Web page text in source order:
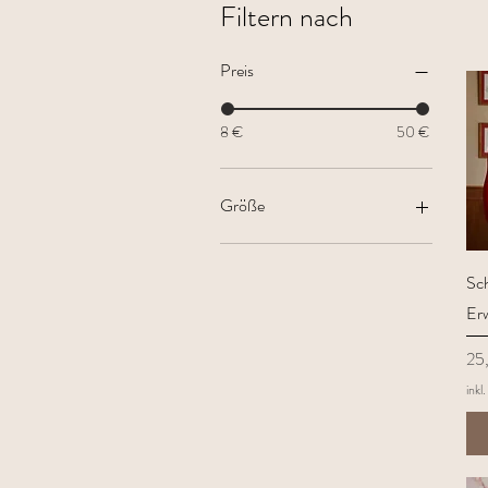
Filtern nach
Preis
8 € 50 €
Größe
S(35-38)